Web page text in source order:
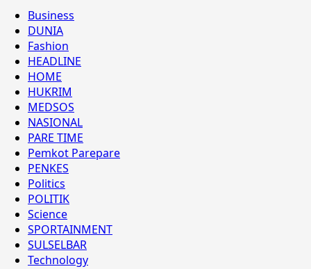
Business
DUNIA
Fashion
HEADLINE
HOME
HUKRIM
MEDSOS
NASIONAL
PARE TIME
Pemkot Parepare
PENKES
Politics
POLITIK
Science
SPORTAINMENT
SULSELBAR
Technology